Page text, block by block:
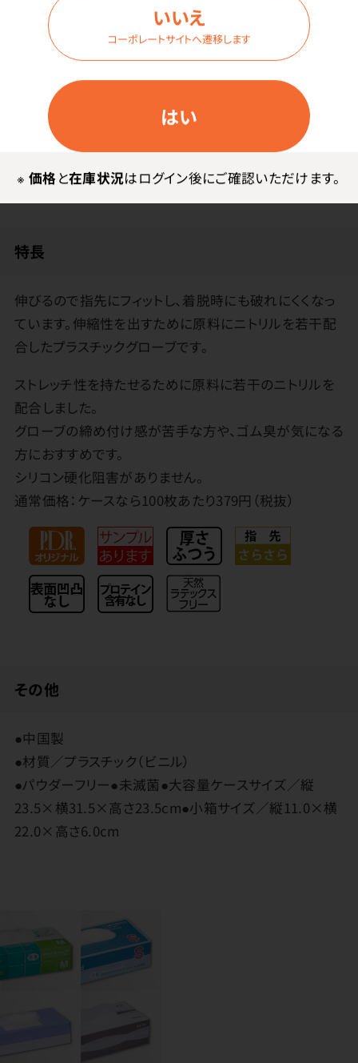
はい
いいえ
コーポレートサイトへ遷移します
※ 価格と在庫状況はログイン後にご確認いただけます。
ログイン
商品詳細
特長
伸びるので指先にフィットし、着脱時にも破れにくくなっ
ています。伸縮性を出すために原料にニトリルを若干配
合したプラスチックグローブです。
ストレッチ性を持たせるために原料に若干のニトリルを
配合しました。
グローブの締め付け感が苦手な方や、ゴム臭が気になる
方におすすめです。
シリコン硬化阻害がありません。
通常価格：ケースなら100枚あたり379円（税抜）
その他
●中国製
●材質／プラスチック（ビニル）
●パウダーフリー●未滅菌●大容量ケースサイズ／縦
23.5×横31.5×高さ23.5cm●小箱サイズ／縦11.0×横
22.0×高さ6.0cm